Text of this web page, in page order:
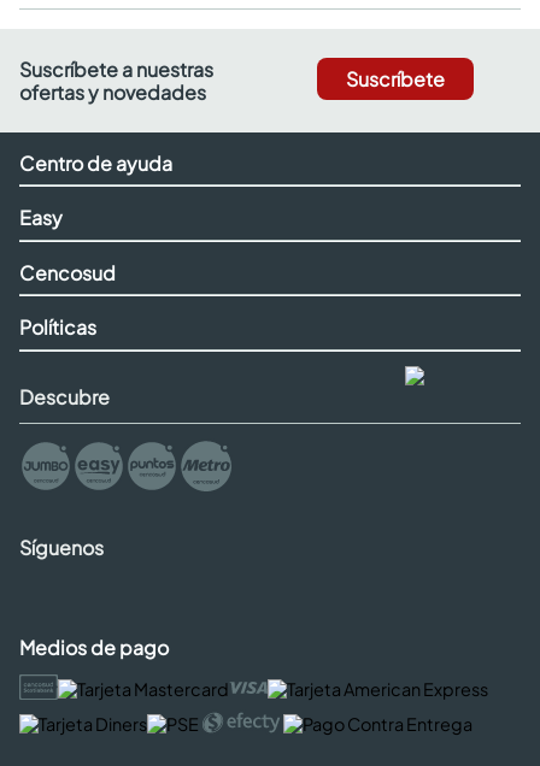
Suscríbete a nuestras
ofertas y novedades
Suscríbete
Centro de ayuda
Easy
Cencosud
Políticas
Descubre
Síguenos
Medios de pago